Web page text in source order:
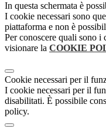
In questa schermata è
I cookie necessari sono
piattaforma e non è
Per conoscere quali sono i
visionare la COOKIE
Cookie necessari per il
I cookie necessari per il
disabilitati. È possibile
policy.